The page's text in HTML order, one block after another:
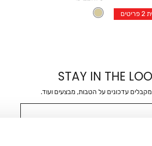
36
אחרי
הנחה
STAY IN THE
עדכונים על הטבות, מבצעים ועוד.